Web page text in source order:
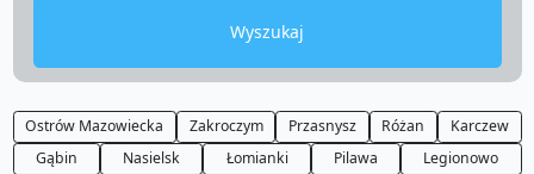
Wyszukaj
Ostrów Mazowiecka Zakroczym Przasnysz Różan
Karczew
Gąbin
Nasielsk Łomianki Pilawa Legionowo